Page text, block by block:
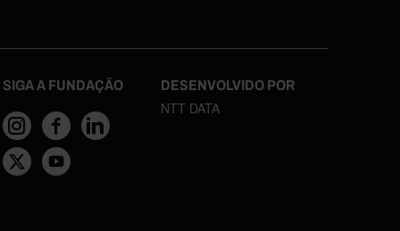
SIGA A FUNDAÇÃO DESENVOLVIDO POR
NTT DATA